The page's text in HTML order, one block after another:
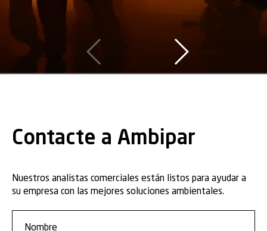
Contacte a Ambipar
Nuestros analistas comerciales están listos para ayudar a
su empresa con las mejores soluciones ambientales.